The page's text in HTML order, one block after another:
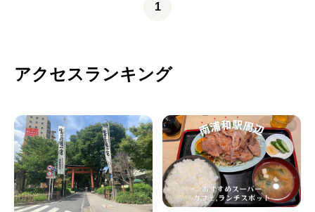
1
アクセスランキング